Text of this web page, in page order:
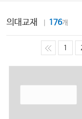
의대교재 176개
1